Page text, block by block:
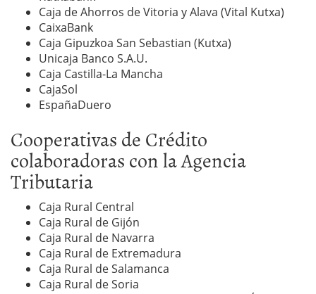
Caja de Ahorros de Vitoria y Alava (Vital Kutxa)
CaixaBank
Caja Gipuzkoa San Sebastian (Kutxa)
Unicaja Banco S.A.U.
Caja Castilla-La Mancha
CajaSol
EspañaDuero
Cooperativas de Crédito
colaboradoras con la Agencia
Tributaria
Caja Rural Central
Caja Rural de Gijón
Caja Rural de Navarra
Caja Rural de Extremadura
Caja Rural de Salamanca
Caja Rural de Soria